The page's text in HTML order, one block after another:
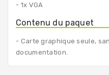
- 1x VGA
Contenu du paquet
- Carte graphique seule,
documentation.